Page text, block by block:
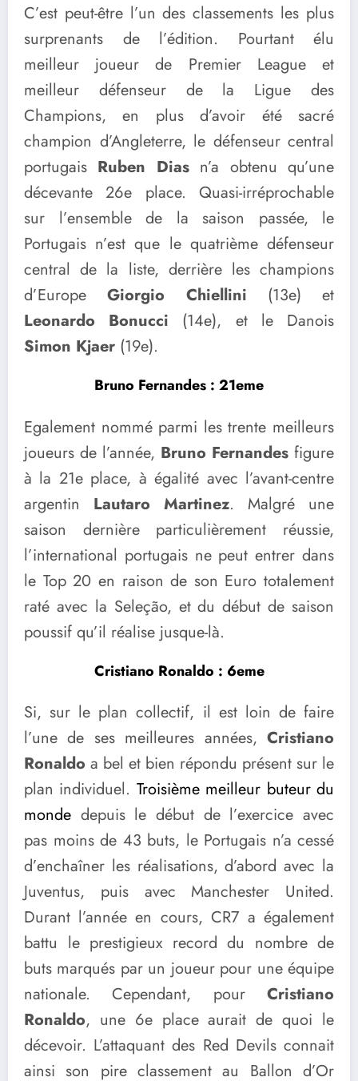
C’est peut-être l’un des classements les plus
surprenants de l’édition. Pourtant élu
meilleur joueur de Premier League et
meilleur défenseur de la Ligue des
Champions, en plus d’avoir été sacré
champion d’Angleterre, le défenseur central
portugais Ruben Diasn’a obtenu qu’une
décevante 26e place. Quasi-irréprochable
sur l’ensemble de la saison passée, le
Portugais n’est que le quatrième défenseur
central de la liste, derrière les champions
d’EuropeGiorgio Chiellini (13e) et
Leonardo Bonucci (14e), et le Danois
Simon Kjaer (19e).
Bruno Fernandes : 21eme
Egalement nommé parmi les trente meilleurs
joueurs de l’année, Bruno Fernandes figure
à la 21e place, à égalité avec l’avant-centre
argentin Lautaro Martinez. Malgré une
saison dernière particulièrement réussie,
l’international portugais ne peut entrer dans
le Top 20 en raison de son Euro totalement
raté avec la Seleção, et du début de saison
poussif qu’il réalise jusque-là.
Cristiano Ronaldo : 6eme
Si, sur le plan collectif, il est loin de faire
l’une de ses meilleures années, Cristiano
Ronaldo a bel et bien répondu présent sur le
plan individuel. Troisième meilleur buteur du
monde depuis le début de l’exercice avec
pas moins de 43 buts, le Portugais n’a cessé
d’enchaîner les réalisations, d’abord avec la
Juventus, puis avec Manchester United.
Durant l’année en cours, CR7 a également
battu le prestigieux record du nombre de
buts marqués par un joueur pour une équipe
nationale. Cependant, pour Cristiano
Ronaldo, une 6e place aurait de quoi le
décevoir. L’attaquant des Red Devils connait
ainsi son pire classement au Ballon d’Or